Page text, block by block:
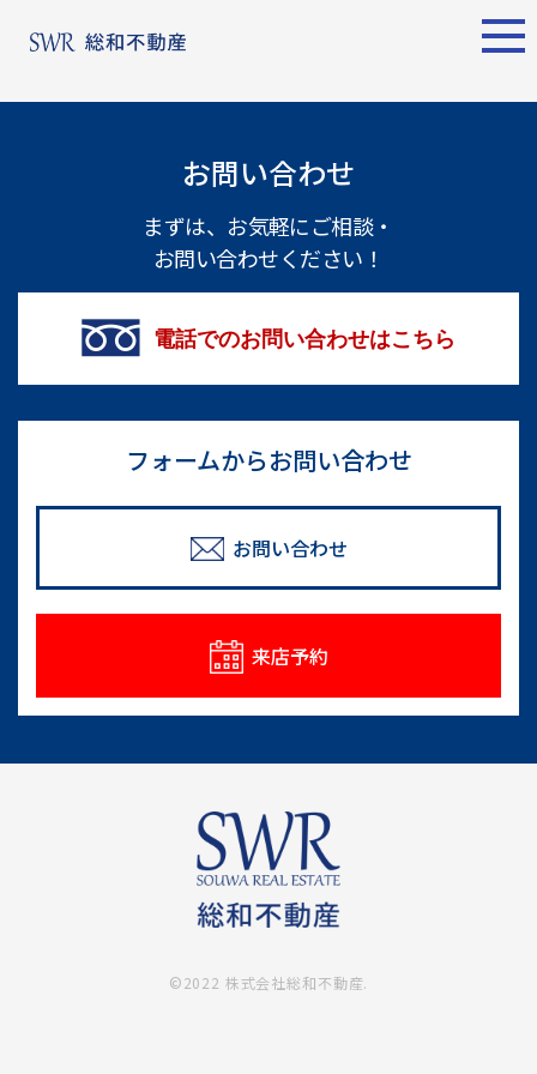
名古屋エリア
物件検索
物件一覧
物件検索
エリア別
名古屋エリア
不動産売却
について
購入希望者
情報一覧
東京エリア
不動産売却
情報一覧
売却サポート
シーンごとの売却
売り方のメリット・デメ
売却実績
戸建てを高く売るための
ポイント
土地を高く売るためのポ
イント
マンションを高く売るた
めのポイント
お問い合わせ
まずは、お気軽にご相談・
お問い合わせください！
電話でのお問い合わせはこちら
フォームからお問い合わせ
お問い合わせ
来店予約
©2022 株式会社総和不動産.